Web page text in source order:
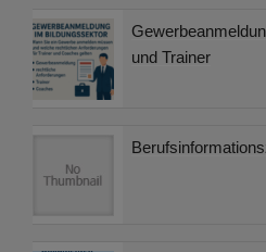
und Trainer